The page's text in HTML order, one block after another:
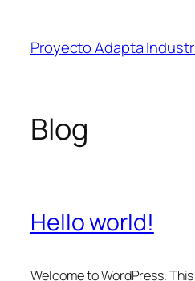
Proyecto Adapta
Blog
Hello world!
Welcome to WordPress.